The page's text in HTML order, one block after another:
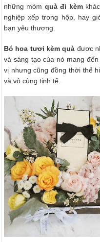
những móm quà đi kèmkhác
nghiệp xếp trong hộp, hay
bạn yêu thương.
Bó hoa tươi kèm quà đươc
và sáng tạo của nó mang
vị nhưng cũng đồng thời thể
và vô cùng tinh tế.